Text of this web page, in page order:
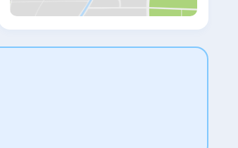
телевизор с плоским экраном. Среди
прочих удобств — письменный стол,
чайник, холодильник и мини-бар, а также